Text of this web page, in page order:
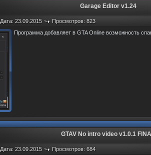
Garage Editor v1.24
Дата: 23.09.2015
Просмотров: 823
Программа добавляет в GTA Online возможность
GTAV No intro video v1.0.1
Дата: 23.09.2015
Просмотров: 684